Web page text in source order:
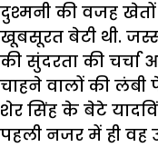
दुश्मनी की वजह खेतों
खूबसूरत बेटी थी.
की सुंदरता की
चाहने वालों की लंबी
शेर सिंह के बेटे
पहली नजर में ही वह